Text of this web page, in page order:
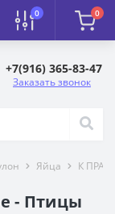
0 0
+7(916) 365-83-47
Заказать звонок
Яйца К
- Птицы